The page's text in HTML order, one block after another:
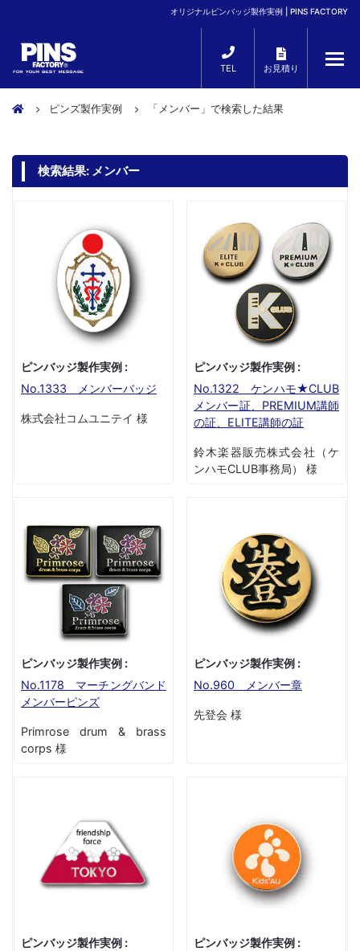
オリジナルピンバッジ製作実例 | PINS FACTORY
TEL お見積り
ピンズ製作実例 「メンバー」で検索した結果
検索結果: メンバー
ピンバッジ製作実例 :
No.1333 メンバーバッジ
株式会社コムユニテイ 様
ピンバッジ製作実例 :
No.1322 ケンハモ★CLUB
メンバー証、PREMIUM講師
の証、ELITE講師の証
鈴木楽器販売株式会社（ケ
ンハモCLUB事務局） 様
ピンバッジ製作実例 :
No.1178 マーチングバンド
メンバーピンズ
Primrose drum & brass
corps 様
ピンバッジ製作実例 :
No.960 メンバー章
先登会 様
ピンバッジ製作実例 :
ピンバッジ製作実例 :